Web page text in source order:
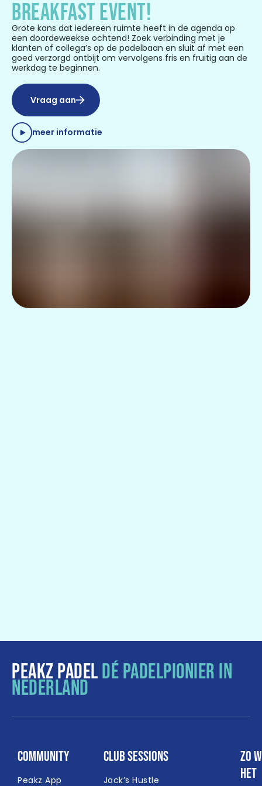
BREAKFAST EVENT!
Grote kans dat iedereen ruimte heeft in de agenda op
een doordeweekse ochtend! Zoek verbinding met je
klanten of collega’s op de padelbaan en sluit af met een
goed verzorgd ontbijt om vervolgens fris en fruitig aan de
werkdag te beginnen.
Vraag aan
meer informatie
PEAKZ PADELDÉ PADELPIONIER IN
NEDERLAND
Community
Peakz App
Club Sessions
Jack’s Hustle
Zo
het